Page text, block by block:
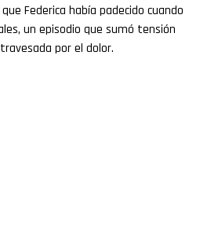
Federica había padecido cuando
un episodio que sumó tensión
por el dolor.